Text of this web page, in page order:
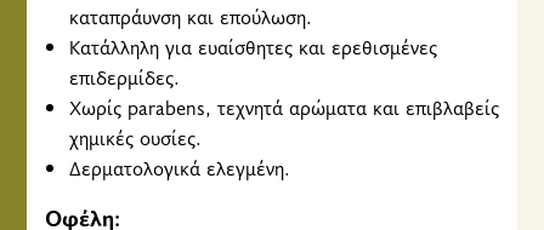
καταπράυνση και επούλωση.
Κατάλληλη για ευαίσθητες και ερεθισμένες
επιδερμίδες.
Χωρίς parabens, τεχνητά αρώματα και επιβλαβείς
χημικές ουσίες.
Δερματολογικά ελεγμένη.
Οφέλη: